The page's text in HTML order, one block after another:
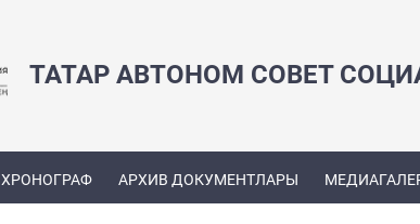
ТАТАР АВТОНОМ СОВЕТ
ХРОНОГРАФ АРХИВ ДОКУМЕНТЛАРЫ